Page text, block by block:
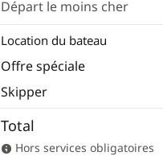
Départ le moins cher
Location du bateau
Offre spéciale
Skipper
Total
Hors services obligatoires